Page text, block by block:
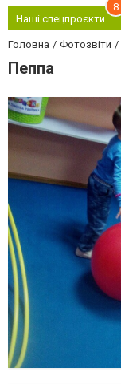
Наші спецпроєкти
8
Головна Фотозвіти
Пеппа